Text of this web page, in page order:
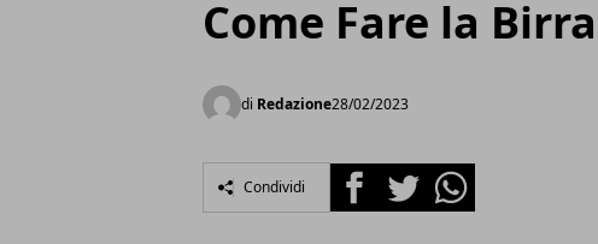
Come Fare la
di Redazione28/02/2023
Condividi FacebookTwitterWhatsapp